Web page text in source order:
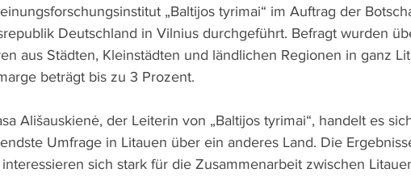
„Baltijos tyrimai“ im Auftrag der
Deutschland in Vilnius durchgeführt. Befragt wurden
aus Städten, Kleinstädten und ländlichen Regionen in ganz
beträgt bis zu 3 Prozent.
Ališauskienė, der Leiterin von „Baltijos tyrimai“, handelt es
Umfrage in Litauen über ein anderes Land. Die
interessieren sich stark für die Zusammenarbeit zwischen